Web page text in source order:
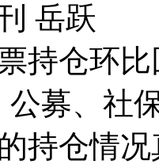
岳跃
持仓环
公募、社
持仓情